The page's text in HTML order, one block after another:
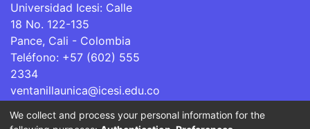
Universidad Icesi: Calle
18 No. 122-135
Pance, Cali - Colombia
Teléfono: +57 (602) 555
2334
ventanillaunica@icesi.edu.co
La Universidad Icesi es una Institución de Educación
We collect and process your personal information for the